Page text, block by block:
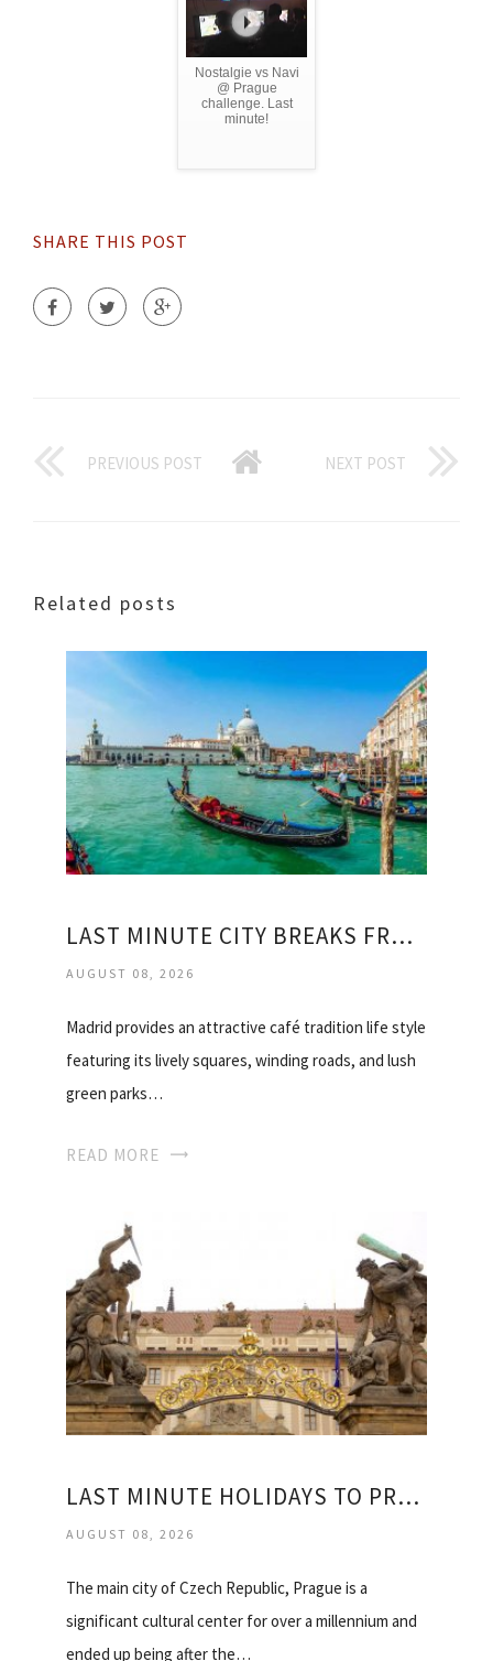
Nostalgie vs Navi
@ Prague
challenge. Last
minute!
SHARE THIS POST
PREVIOUS POST NEXT POST
Related posts
LAST MINUTE CITY BREAKS FROM NEWCASTLE
AUGUST 08, 2026
Madrid provides an attractive café tradition life style
featuring its lively squares, winding roads, and lush
green parks…
READ MORE
LAST MINUTE HOLIDAYS TO PRAGUE
AUGUST 08, 2026
The main city of Czech Republic, Prague is a
significant cultural center for over a millennium and
ended up being after the…